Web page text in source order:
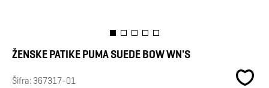
ŽENSKE PATIKE PUMA SUEDE BOW WN'S
Šifra: 367317-01